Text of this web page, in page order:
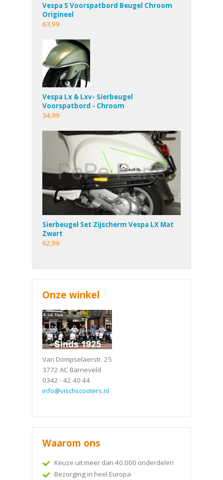
Vespa S Voorspatbord Beugel Chroom
Origineel
63,99
Vespa Lx & Lxv- Sierbeugel
Voorspatbord - Chroom
34,99
Sierbeugel Set Zijscherm Vespa LX Mat
Zwart
62,99
Onze winkel
Van Dompselaerstr. 25
3772 AC Barneveld
0342 - 42 40 44
info@vischscooters.nl
Waarom ons
Keuze uit meer dan 40.000 onderdelen
Bezorging in heel Europa